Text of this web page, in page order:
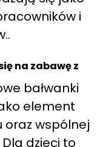
i
na zabawę z
bałwanki
element
oraz wspólnej
dzieci to